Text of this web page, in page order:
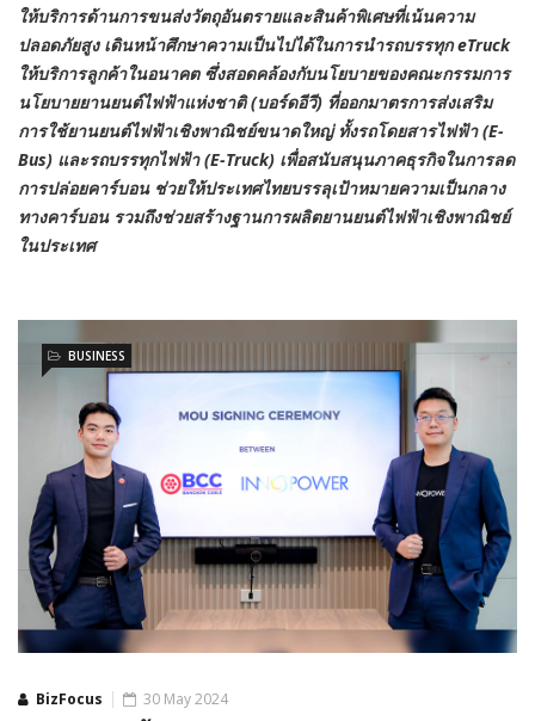
ให้บริการด้านการขนส่งวัตถุอันตรายและสินค้าพิเศษที่เน้นความ
ปลอดภัยสูง เดินหน้าศึกษาความเป็นไปได้ในการนำรถบรรทุกeTruck
ให้บริการลูกค้าในอนาคต ซึ่งสอดคล้องกับนโยบายของคณะกรรมการ
นโยบายยานยนต์ไฟฟ้าแห่งชาติ (บอร์ดอีวี) ที่ออกมาตรการส่งเสริม
การใช้ยานยนต์ไฟฟ้าเชิงพาณิชย์ขนาดใหญ่ ทั้งรถโดยสารไฟฟ้า (E-
Bus) และรถบรรทุกไฟฟ้า (E-Truck) เพื่อสนับสนุนภาคธุรกิจในการลด
การปล่อยคาร์บอน ช่วยให้ประเทศไทยบรรลุเป้าหมายความเป็นกลาง
ทางคาร์บอน รวมถึงช่วยสร้างฐานการผลิตยานยนต์ไฟฟ้าเชิงพาณิชย์
ในประเทศ
BizFocus
BUSINESS
30 May 2024